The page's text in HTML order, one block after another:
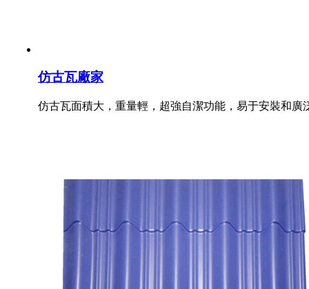
仿古瓦廠家
仿古瓦面積大，重量輕，超強自潔功能，易于安裝和